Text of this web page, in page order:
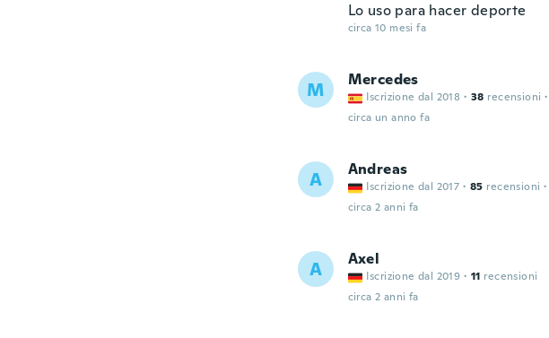
Lo uso para hacer deporte
circa 10 mesi fa
M Mercedes
Iscrizione dal 2018 · 38 recensioni ·
circa un anno fa
A Andreas
Iscrizione dal 2017 · 85 recensioni ·
circa 2 anni fa
A Axel
Iscrizione dal 2019 · 11 recensioni
circa 2 anni fa